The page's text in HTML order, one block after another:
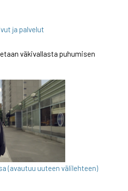
ja palvelut
väkivallasta puhumisen
(avautuu uuteen välilehteen)